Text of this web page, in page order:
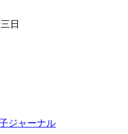
日
ジャーナル